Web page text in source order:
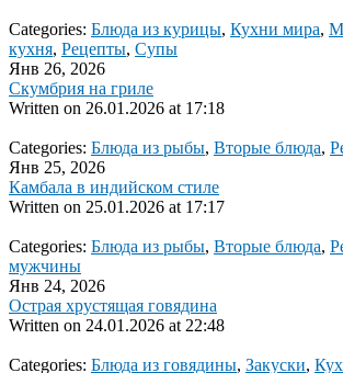
Categories: Блюда из курицы, Кухни мира,
кухня, Рецепты, Супы
Янв 26, 2026
Скумбрия на гриле
Written on 26.01.2026 at 17:18
Categories: Блюда из рыбы, Вторые блюда,
Янв 25, 2026
Камбала в индийском стиле
Written on 25.01.2026 at 17:17
Categories: Блюда из рыбы, Вторые блюда,
мужчины
Янв 24, 2026
Острая хрустящая говядина
Written on 24.01.2026 at 22:48
Categories: Блюда из говядины, Закуски,